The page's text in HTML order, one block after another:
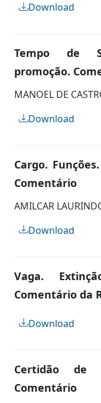
Download
Tempo de
promoção.
MANOEL DE
Download
Cargo.
Comentário
AMILCAR
Download
Vaga.
Comentário da
Download
Certidão de
Comentário